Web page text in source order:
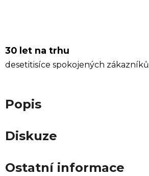
30 let na trhu
desetitisíce spokojených zákazníků
Popis
Diskuze
Ostatní informace